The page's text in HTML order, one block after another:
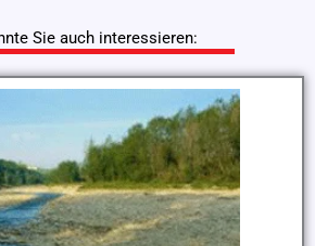
Sie auch interessieren: